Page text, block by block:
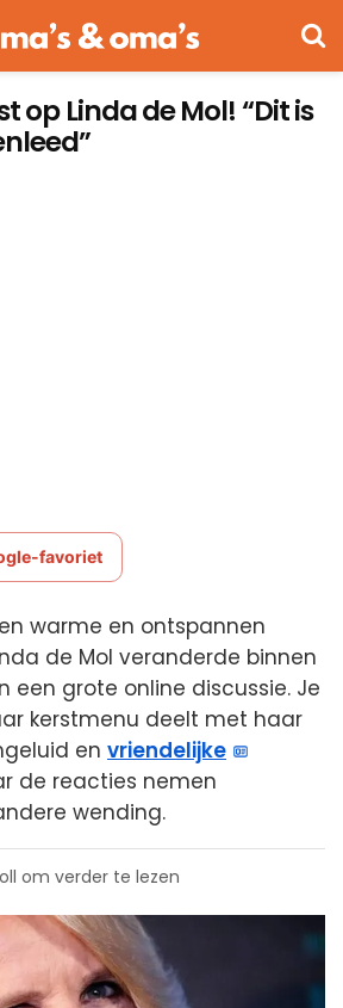
op Linda de Mol! “Dit is
favoriet
warme en ontspannen
de Mol veranderde binnen
een grote online discussie. Je
kerstmenu deelt met haar
en vriendelijke
de reacties nemen
wending.
om verder te lezen